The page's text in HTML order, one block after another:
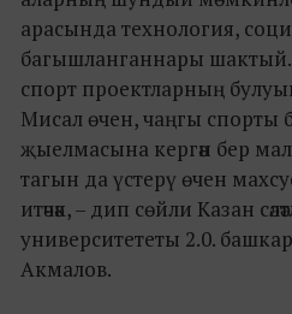
арасында технология,
багышланганнары шактый.
спорт проектларның
Мисал өчен, чаңгы спорты
җыелмасына кергән бер
тагын да үстерү өчен
итәчәк, – дип сөйли Казан
университететы 2.0.
Акмалов.